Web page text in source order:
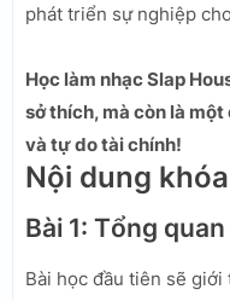
phát triển sự nghiệp
Học làm nhạc Slap
sở thích, mà còn là
và tự do tài chính!
Nội dung
Bài 1: Tổng
Bài học đầu tiên sẽ